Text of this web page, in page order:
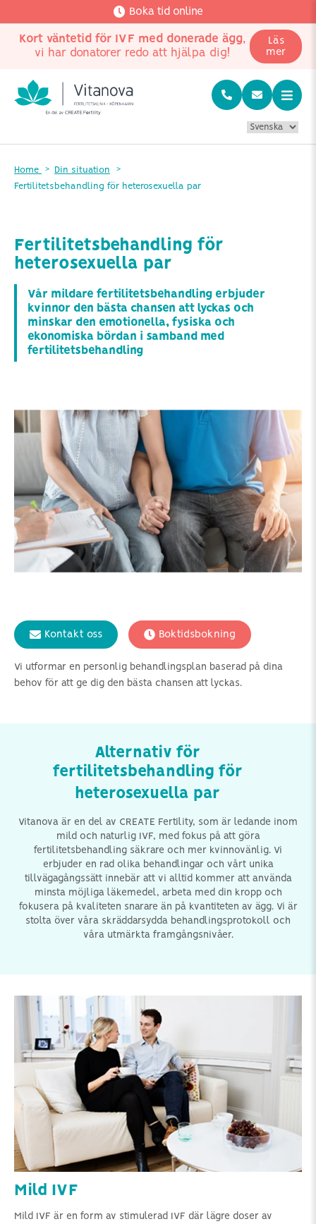
Boka tid online
Kort väntetid för IVF med donerade ägg,
vi har donatorer redo att hjälpa dig!
Läs
mer
Home
Din situation
Fertilitetsbehandling för heterosexuella par
Fertilitetsbehandling för
heterosexuella par
Vår mildare fertilitetsbehandling erbjuder
kvinnor den bästa chansen att lyckas och
minskar den emotionella, fysiska och
ekonomiska bördan i samband med
fertilitetsbehandling
Vi utformar en personlig behandlingsplan baserad på dina
behov för att ge dig den bästa chansen att lyckas.
Kontakt oss Boktidsbokning
Alternativ för
fertilitetsbehandling för
heterosexuella par
Vitanova är en del av CREATE Fertility, som är ledande inom
mild och naturlig IVF, med fokus på att göra
fertilitetsbehandling säkrare och mer kvinnovänlig. Vi
erbjuder en rad olika behandlingar och vårt unika
tillvägagångssätt innebär att vi alltid kommer att använda
minsta möjliga läkemedel, arbeta med din kropp och
fokusera på kvaliteten snarare än på kvantiteten av ägg. Vi är
stolta över våra skräddarsydda behandlingsprotokoll och
våra utmärkta framgångsnivåer.
Mild IVF
Mild IVF är en form av stimulerad IVF där lägre doser av